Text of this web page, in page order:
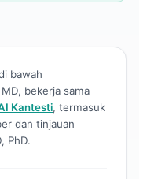
bawah
bekerja sama
Kantesti, termasuk
dan tinjauan
PhD.